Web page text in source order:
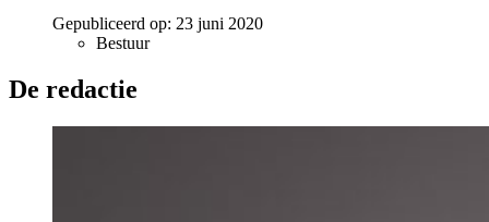
Gepubliceerd op: 23 juni 2020
Bestuur
De redactie